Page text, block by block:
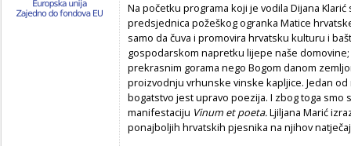
Na početku programa koji je vodila Dijana
predsjednica požeškog ogranka Matice
samo da čuva i promovira hrvatsku kulturu i
gospodarskom napretku lijepe naše
prekrasnim gorama nego Bogom danom
proizvodnju vrhunske vinske kapljice. Jedan
bogatstvo jest upravo poezija. I zbog toga
manifestaciju Vinum et poeta.Ljiljana Marić
ponajboljih hrvatskih pjesnika na njihov